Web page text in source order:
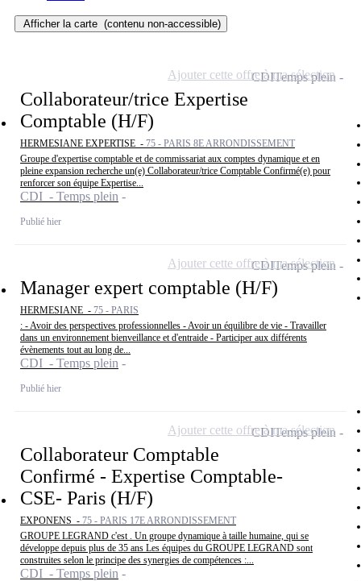
Afficher la carte (contenu non-accessible)
Collaborateur/trice Expertise
Comptable (H/F)
HERMESIANE EXPERTISE - 75 - PARIS 8E ARRONDISSEMENT
Groupe d'expertise comptable et de commissariat aux comptes dynamique et en
pleine expansion recherche un(e) Collaborateur/trice Comptable Confirmé(e) pour
renforcer son équipe Expertise...
CDI - Temps plein
Publié hier
CDITemps plein
Ajouter cette offre à ma sélection
Manager expert comptable (H/F)
HERMESIANE - 75 - PARIS
: - Avoir des perspectives professionnelles - Avoir un équilibre de vie - Travailler
dans un environnement bienveillance et d'entraide - Participer aux différents
évènements tout au long de...
CDI - Temps plein
Publié hier
CDITemps plein
Ajouter cette offre à ma sélection
Collaborateur Comptable
Confirmé - Expertise Comptable-
CSE- Paris (H/F)
EXPONENS - 75 - PARIS 17E ARRONDISSEMENT
GROUPE LEGRAND c'est . Un groupe dynamique à taille humaine, qui se
développe depuis plus de 35 ans Les équipes du GROUPE LEGRAND sont
construites selon le principe des synergies de compétences :...
CDI - Temps plein
CDITemps plein
Ajouter cette offre à ma sélection